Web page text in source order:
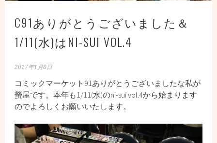
C91ありがとうございました＆
1/11(水)はNI-SUI VOL.4
2017年1月8日
コミックマーケット91ありがとうございましたな私が
螢屋です。本年も1/11(水)のni-sui vol.4から始まります
のでよろしくお願いいたします。